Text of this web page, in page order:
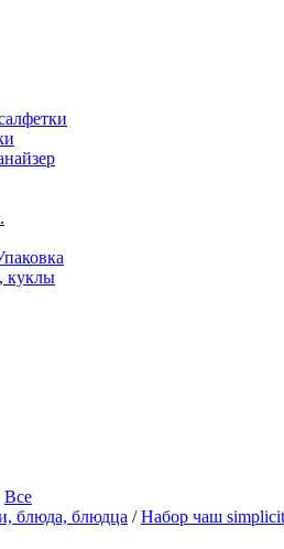
куклы
Все
блюда, блюдца /Набор чаш